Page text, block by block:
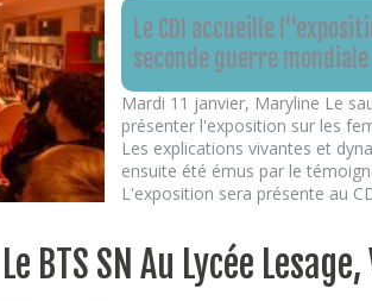
Le CDI accueille
seconde guerre mondiale
Mardi 11 janvier, Maryline Le
présenter l'exposition sur les
Les explications vivantes et
ensuite été émus par le
L'exposition sera présente au
BTS SN Au Lycée